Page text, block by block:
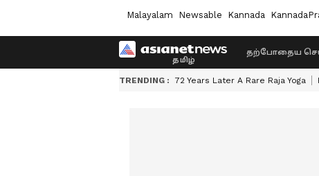
Malayalam Newsable Kannada
தற்போதைய
TRENDING : 72 Years Later A Rare Raja Yoga